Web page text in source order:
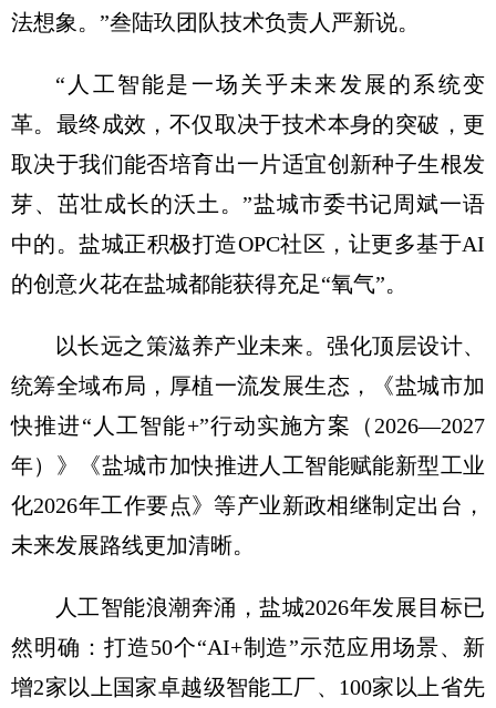
法想象。”叁陆玖团队技术负责人严新说。
“人工智能是一场关乎未来发展的系统变
革。最终成效，不仅取决于技术本身的突破，更
取决于我们能否培育出一片适宜创新种子生根发
芽、茁壮成长的沃土。”盐城市委书记周斌一语
中的。盐城正积极打造OPC社区，让更多基于AI
的创意火花在盐城都能获得充足“氧气”。
以长远之策滋养产业未来。强化顶层设计、
统筹全域布局，厚植一流发展生态，《盐城市加
快推进“人工智能+”行动实施方案（2026—2027
年）》《盐城市加快推进人工智能赋能新型工业
化2026年工作要点》等产业新政相继制定出台，
未来发展路线更加清晰。
人工智能浪潮奔涌，盐城2026年发展目标已
然明确：打造50个“AI+制造”示范应用场景、新
增2家以上国家卓越级智能工厂、100家以上省先